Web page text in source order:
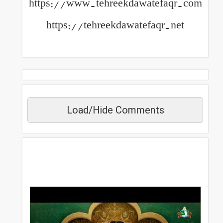
https://www.tehreekdawatefaqr.com
https://tehreekdawatefaqr.net
Load/Hide Comments